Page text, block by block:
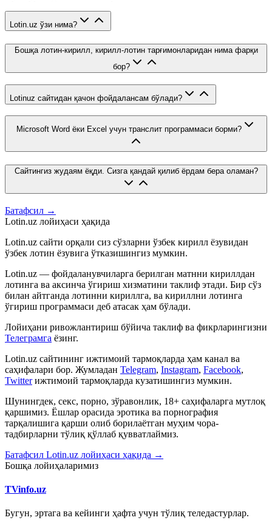
Lotin.uz ўзи нима?
Бошқа лотин-кирилл, кирилл-лотин тарғимонларидан нима фарқи
бор?
Lotinuz сайтидан қачон фойдалансам бўлади?
Microsoft Word ёки Excel учун транслит программаси борми?
Сайтингиз жудаям ёқди. Сизга қандай қилиб ёрдам бера оламан?
Батафсил →
Lotin.uz лойиҳаси ҳақида
Lotin.uz сайти орқали сиз сўзларни ўзбек кирилл ёзувидан
ўзбек лотин ёзувига ўтказишингиз мумкин.
Lotin.uz — фойдаланувчиларга берилган матнни кириллдан
лотинга ва аксинча ўгириш хизматини таклиф этади. Бир сўз
билан айтганда лотинни кириллга, ва кириллни лотинга
ўгириш программаси деб атасак ҳам бўлади.
Лойиҳани ривожлантириш бўйича таклиф ва фикрларингизни
Телеграмга ёзинг.
Lotin.uz сайтининг ижтимоий тармоқларда ҳам канал ва
саҳифалари бор. Жумладан Telegram, Instagram, Facebook,
Twitter ижтимоий тармоқларда кузатишингиз мумкин.
Шунингдек, секс, порно, зўравонлик, 18+ саҳифаларга мутлоқ
қаршимиз. Ёшлар орасида эротика ва порнография
тарқалишига қарши олиб борилаётган муҳим чора-
тадбирларни тўлиқ қўллаб қувватлаймиз.
Батафсил Lotin.uz лойиҳаси ҳақида →
Бошқа лойиҳаларимиз
TVinfo.uz
Бугун, эртага ва кейинги ҳафта учун тўлиқ теледастурлар.